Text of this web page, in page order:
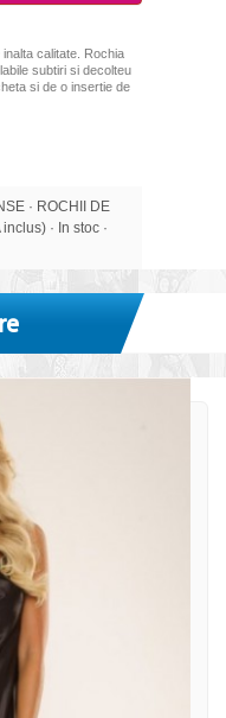
calitate. Rochia
subtiri si decolteu
si de o insertie de
· ROCHII DE
· In stoc ·